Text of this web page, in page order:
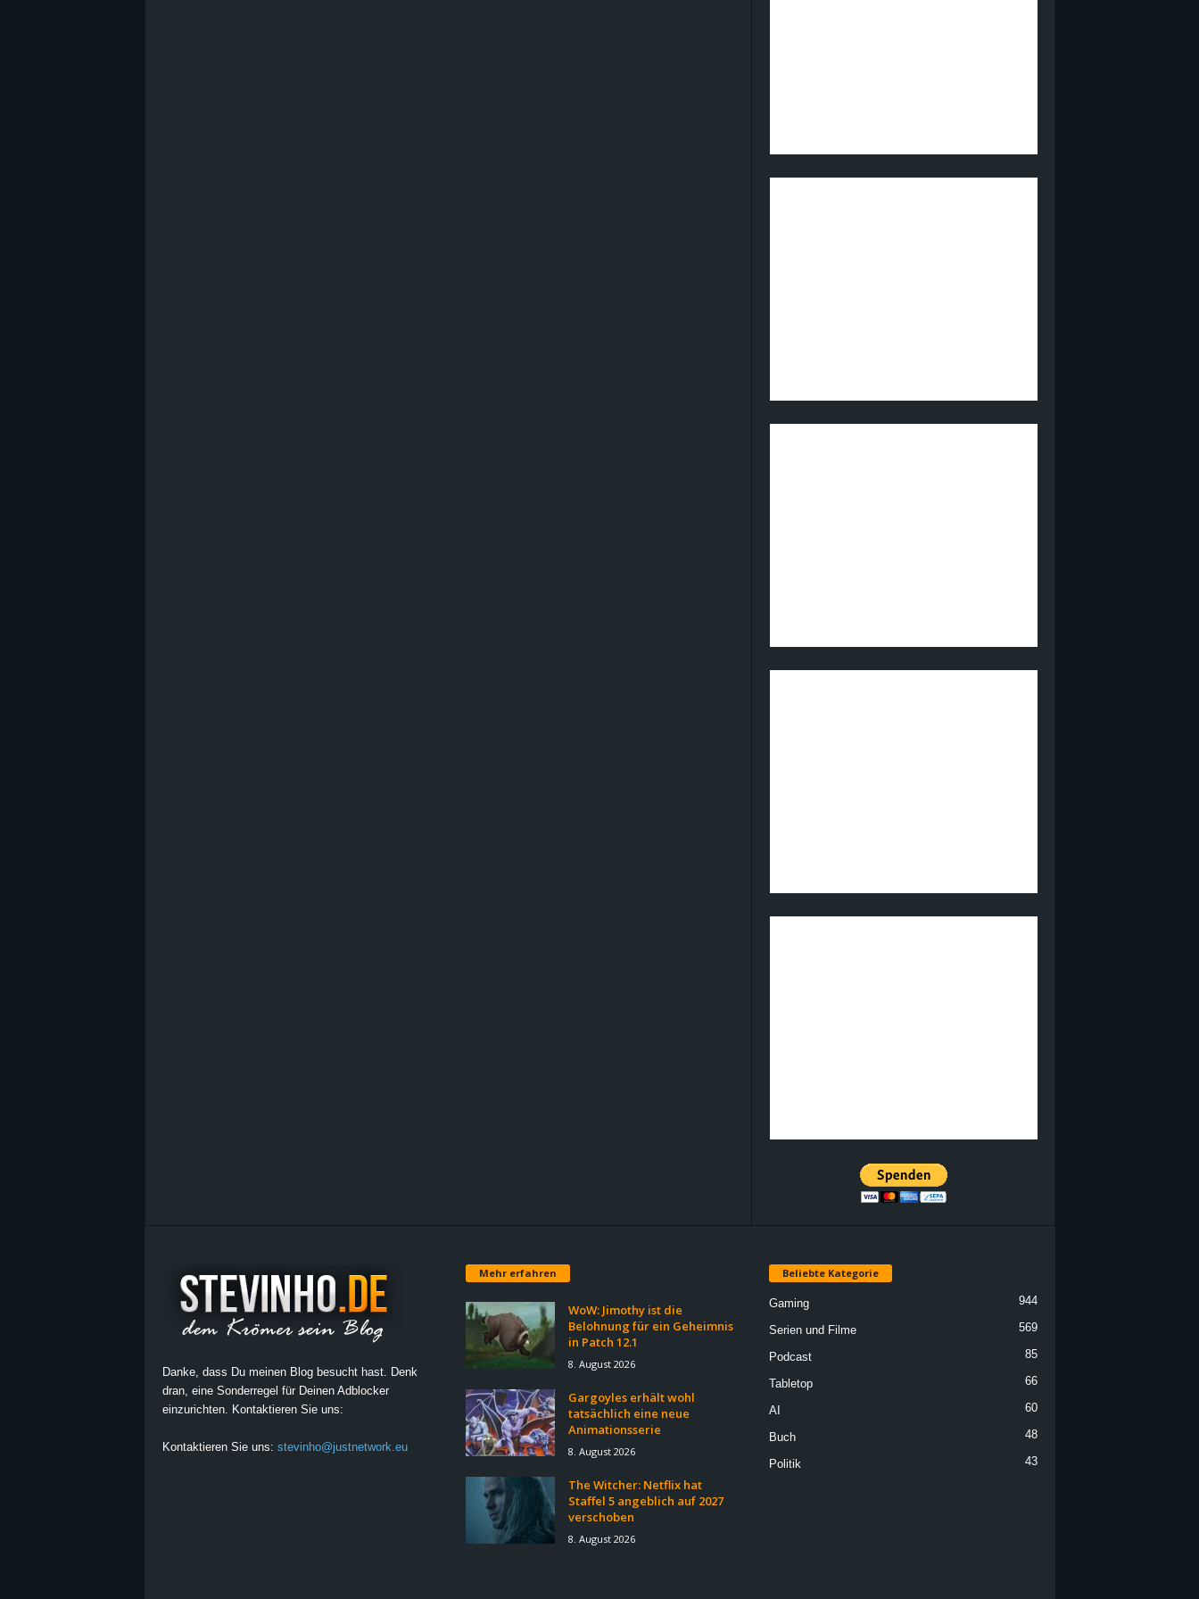
Danke, dass Du meinen Blog besucht hast. Denk
dran, eine Sonderregel für Deinen Adblocker
einzurichten. Kontaktieren Sie uns:
Kontaktieren Sie uns: stevinho@justnetwork.eu
Mehr erfahren
WoW: Jimothy ist die
Belohnung für ein Geheimnis
in Patch 12.1
8. August 2026
Gargoyles erhält wohl
tatsächlich eine neue
Animationsserie
8. August 2026
The Witcher: Netflix hat
Staffel 5 angeblich auf 2027
verschoben
8. August 2026
Beliebte Kategorie
Gaming 944
Serien und Filme 569
Podcast 85
Tabletop 66
AI 60
Buch 48
Politik 43